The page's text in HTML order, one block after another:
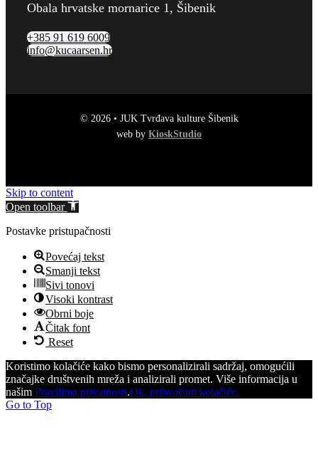
Obala hrvatske mornarice 1, Šibenik
+385 91 619 6009
info@kucaarsen.hr
© 2026 • JUK Tvrđava kulture Šibenik
web by KioskStudio
Skip to content
Open toolbar
Postavke pristupačnosti
Povećaj tekst
Smanji tekst
Sivi tonovi
Visoki kontrast
Obrni boje
Čitak font
Reset
Koristimo kolačiće kako bismo personalizirali sadržaj, omogućili
značajke društvenih mreža i analizirali promet. Više informacija u
našim Pravilima privatnosti.Ok, prihvaćam kolačiće.
Go to Top